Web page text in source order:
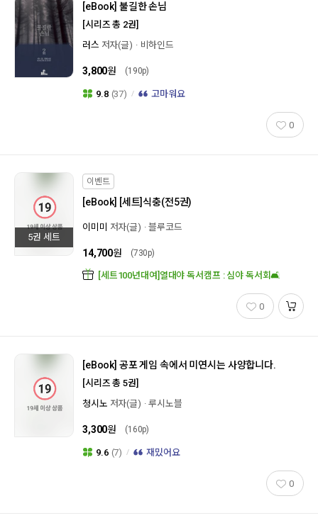
[eBook] 불길한 손님
[시리즈 총 2권]
러스 저자(글) 비하인드
3,800원 (190p)
9.8 (37) 고마워요
0
5권 세트
이벤트
[eBook] [세트]식충(전5권)
이미미 저자(글) 블루코드
14,700원 (730p)
[세트100년대여]열대야 독서캠프 : 심야 독서회🛋️
0
[eBook] 공포 게임 속에서 미연시는 사양합니다.
[시리즈 총 5권]
청시노 저자(글) 루시노블
3,300원 (160p)
9.6 (7) 재밌어요
0